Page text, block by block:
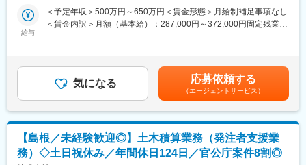
※お住まいや希望を踏まえ、勤務先を決定します。U・Iターン歓
迎！
・主な取引先：国土交通省、農林水産省、地方自治体、鉄道運輸
機構、各種団体、大手ゼネコン
・実績事例：瀬戸大橋、四国 国道改築工事、南三陸町護岸工事・
東日本大震災復興、他多数
・在籍人数：全国9支社にて約1,000名以上の技術が活躍しており
ます！中途入社者、多数活躍中！
【ワークライフバランスが整う環境】
インフラなど大規模な案件を担当することが多く、公共工事が円
滑に進むよう発注者支援業務を担当していただきます。
川・道路工事等）の発注者側の業務をサポートすることです。
発注者が実施する工事の積算や確認・検査などの業務を補助支援
します。
【具体的な業務】
・公共事業における各種資料作成や工事費用の算出補助
・工事を実行するために必要な資料作成
・工事の施工状況チェック
給与
＜予定年収＞500万円～650万円＜賃金形態＞月給制補足事項なし
＜賃金内訳＞月額（基本給）：287,000円～372,000円固定残業手
＞上記予定年収はこれまでのご経験・年齢・スキルなどを考慮の
上で最終決定いたします。■昇給：年1回（7月）■賞与：年2回（6
月、12月 ）■モデル年収：540万円／35歳・経験10年…月額35万
円＋残業手当・一律手当600万円／40歳・経験15年…月額37万円
＋残業手当・一律手当賃金はあくまでも目安の金額であり、選考
を通じて上下する可能性があります。月給(月額)は固定手当を含め
た表記です。
気になる 応募依頼する
（エージェントサービス）
【島根／未経験歓迎◎】土木積算業務（発注者支援業
務）◇土日祝休み／年間休日124日／官公庁案件8割◎